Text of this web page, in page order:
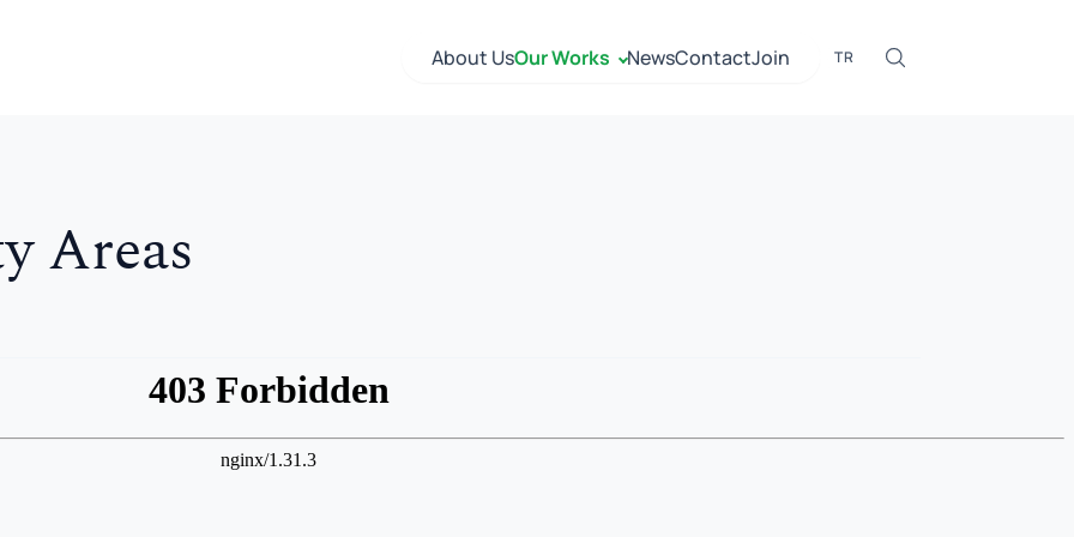
About UsOur Works NewsContactJoin TR
Areas